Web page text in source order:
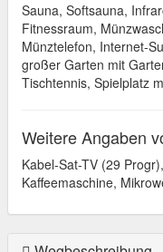
Sauna, Softsauna,
Fitnessraum,
Münztelefon, Internet-
großer Garten mit
Tischtennis, Spielplatz
Weitere Angaben
Kabel-Sat-TV (29
Kaffeemaschine,